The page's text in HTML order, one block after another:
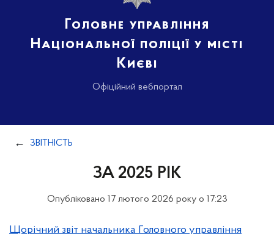
Головне управління
Національної поліції у місті
Києві
Офіційний вебпортал
ЗВІТНІСТЬ
ЗА 2025 РІК
Опубліковано 17 лютого 2026 року о 17:23
Щорічний звіт начальника Головного управління